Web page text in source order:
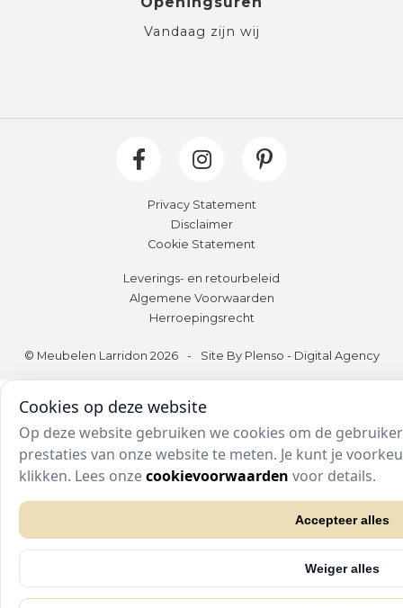
Vandaag zijn wij
Privacy Statement
Disclaimer
Cookie Statement
Leverings- en retourbeleid
Algemene Voorwaarden
Herroepingsrecht
© Meubelen Larridon 2026 - Site By Plenso - Digital Agency
Cookies op deze website
Op deze website gebruiken we cookies om de
prestaties van onze website te meten. Je kunt je
klikken. Lees onzecookievoorwaarden voor details.
Accepteer alles
Weiger alles